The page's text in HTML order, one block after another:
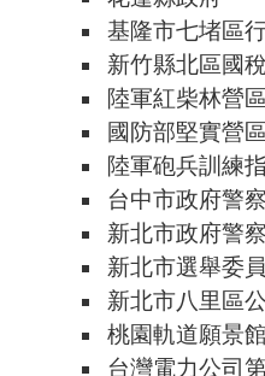
基隆市七堵區
新竹縣北區國
陸軍紅柴林營區
國防部堅實營區
陸軍砲兵訓練
台中市政府警
新北市政府警
新北市選舉委
新北市八里區
桃園軌道願景館
台灣電力公司